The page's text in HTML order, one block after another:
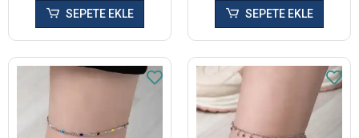
SEPETE EKLE SEPETE EKLE